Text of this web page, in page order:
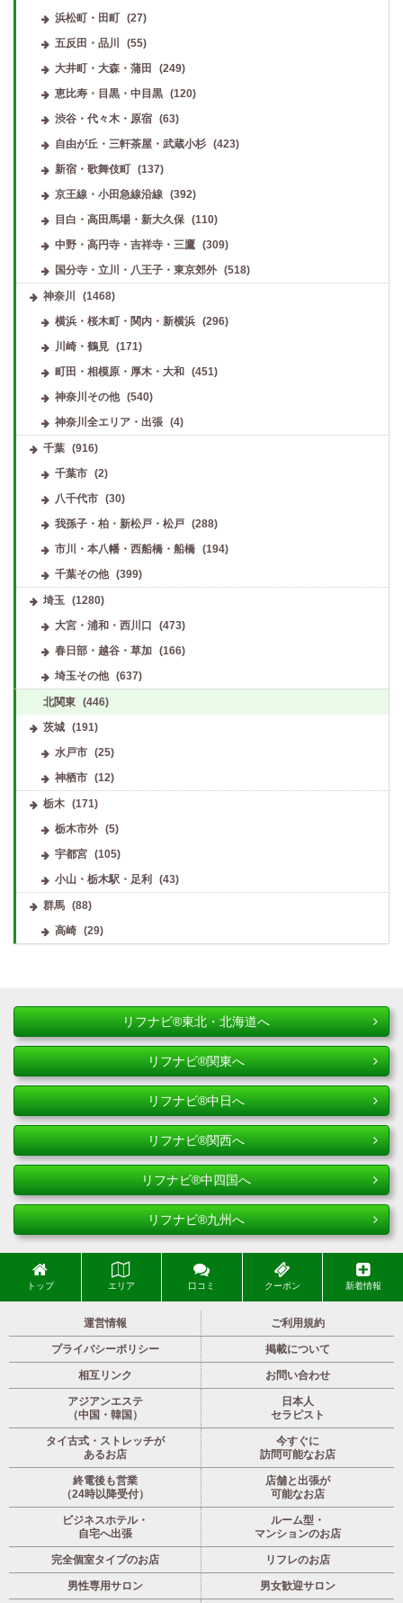
浜松町・田町
(27)
五反田・品川
(55)
大井町・大森・蒲田
(249)
恵比寿・目黒・中目黒
(120)
渋谷・代々木・原宿
(63)
自由が丘・三軒茶屋・武蔵小杉
(423)
新宿・歌舞伎町
(137)
京王線・小田急線沿線
(392)
目白・高田馬場・新大久保
(110)
中野・高円寺・吉祥寺・三鷹
(309)
国分寺・立川・八王子・東京郊外
(518)
神奈川
(1468)
横浜・桜木町・関内・新横浜
(296)
川崎・鶴見
(171)
町田・相模原・厚木・大和
(451)
神奈川その他
(540)
神奈川全エリア・出張
(4)
千葉 (916)
千葉市
(2)
八千代市
(30)
我孫子・柏・新松戸・松戸
(288)
市川・本八幡・西船橋・船橋
(194)
千葉その他
(399)
埼玉
(1280)
大宮・浦和・西川口
(473)
春日部・越谷・草加
(166)
埼玉その他
(637)
北関東 (446)
茨城 (191)
水戸市
(25)
神栖市
(12)
栃木 (171)
栃木市外
(5)
宇都宮
(105)
小山・栃木駅・足利
(43)
群馬 (88)
高崎
(29)
リフナビ®東北・北海道へ
リフナビ®関東へ
リフナビ®中日へ
リフナビ®関西へ
リフナビ®中四国へ
リフナビ®九州へ
トップ エリア 口コミ クーポン 新着情報
運営情報 ご利用規約
プライバシーポリシー 掲載について
相互リンク お問い合わせ
アジアンエステ
（中国・韓国）
日本人
セラピスト
タイ古式・ストレッチが
あるお店
今すぐに
訪問可能なお店
終電後も営業
（24時以降受付）
店舗と出張が
可能なお店
ビジネスホテル・
自宅へ出張
ルーム型・
マンションのお店
完全個室タイプのお店 リフレのお店
男性専用サロン 男女歓迎サロン